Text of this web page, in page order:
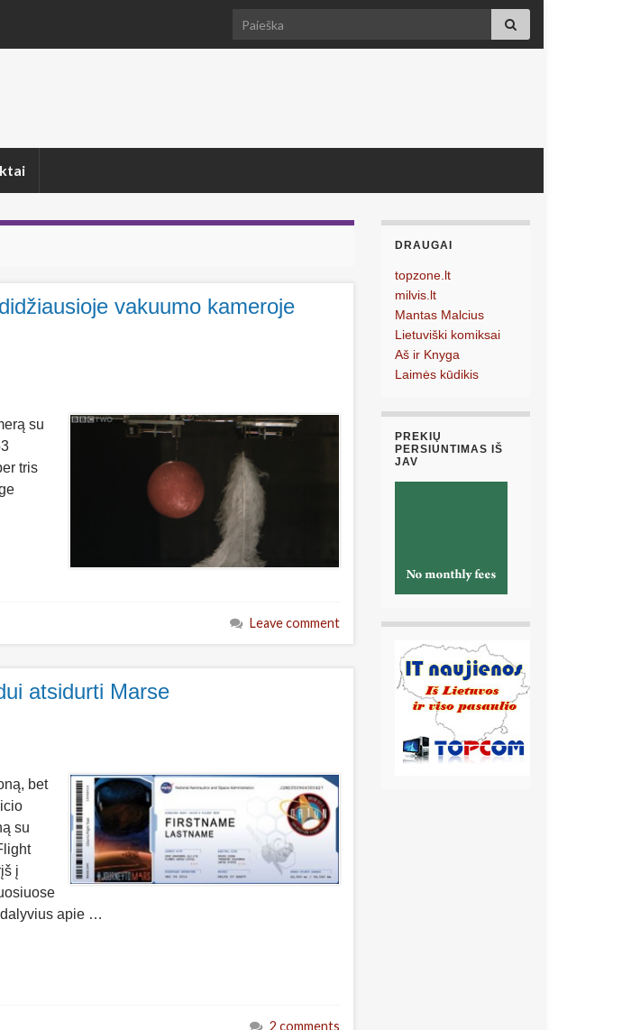
Search for:
vakuumo kameroje
su
tris
Leave comment
atsidurti Marse
bet
su
į
apie …
2 comments
DRAUGAI
topzone.lt
milvis.lt
Mantas Malcius
Lietuviški komiksai
Aš ir Knyga
Laimės kūdikis
PREKIŲ
PERSIUNTIMAS IŠ
JAV